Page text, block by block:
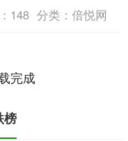
。....
148 分类：倍悦网
完成
榜